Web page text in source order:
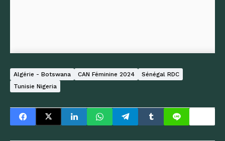
Algérie - Botswana CAN Féminine 2024
Sénégal RDC
Tunisie Nigeria